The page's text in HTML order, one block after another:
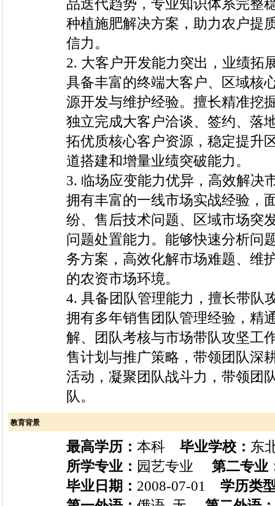
品迭代趋势，专业知识体系完整
种植施肥解决方案，助力农户提
信力。
2. 大客户开发能力突出，业绩拓
具备丰富的终端大客户、区域核
源开发与维护经验。擅长精准挖
独立完成大客户洽谈、签约、落
拓优质核心客户资源，稳定提升
道搭建和增量业绩突破能力。
3. 临场应变能力优异，高效解决
拥有丰富的一线市场实战经验，
纷、售后技术问题、区域市场突
问题处置能力。能够快速分析问
务方案，高效化解市场难题、维
的农资市场环境。
4. 具备团队管理能力，擅长带队
拥有多年销售团队管理经验，精
解、团队考核与市场带队攻坚工
售计划与推广策略，带领团队深
活动，凝聚团队战斗力，带领团
队。
教育背景
最高学历： 本科 毕业学校： 东
所学专业： 园艺专业 第二专业
毕业日期： 2008-07-01 学历类